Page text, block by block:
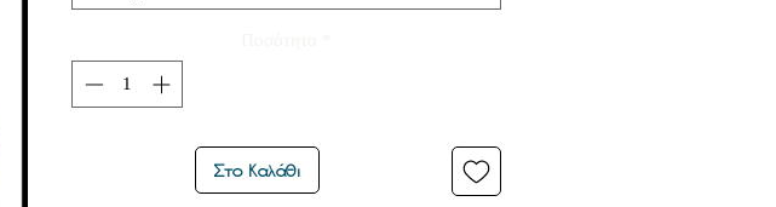
Στο Καλάθι